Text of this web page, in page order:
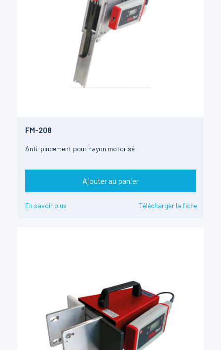
FM-208
Anti-pincement pour hayon motorisé
Ajouter au panier
En savoir plus Télécharger la fiche